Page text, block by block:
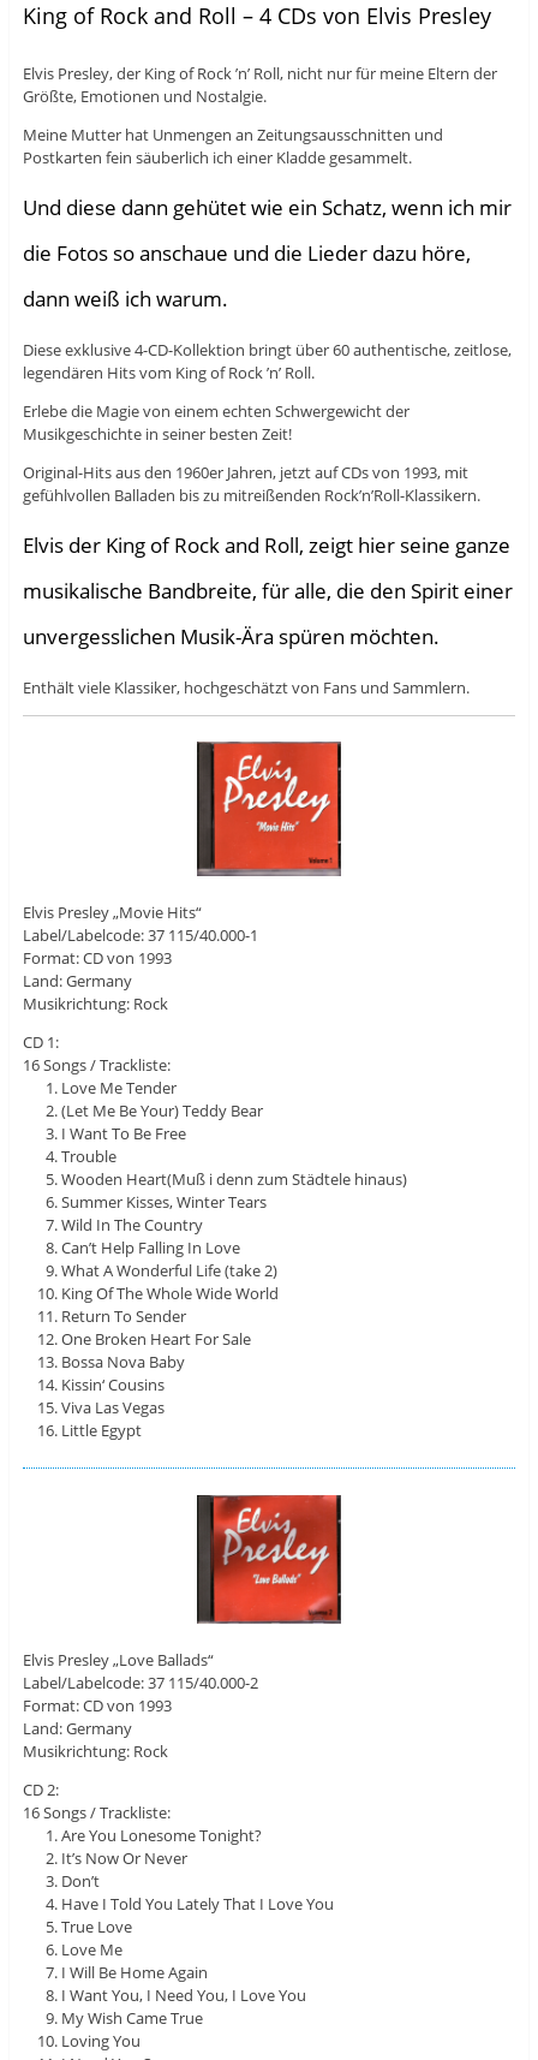
King of Rock and Roll – 4 CDs von Elvis Presley
Elvis Presley, der King of Rock ’n’ Roll, nicht nur für meine Eltern der
Größte, Emotionen und Nostalgie.
Meine Mutter hat Unmengen an Zeitungsausschnitten und
Postkarten fein säuberlich ich einer Kladde gesammelt.
Und diese dann gehütet wie ein Schatz, wenn ich mir
die Fotos so anschaue und die Lieder dazu höre,
dann weiß ich warum.
Diese exklusive 4-CD-Kollektion bringt über 60 authentische, zeitlose,
legendären Hits vom King of Rock ’n’ Roll.
Erlebe die Magie von einem echten Schwergewicht der
Musikgeschichte in seiner besten Zeit!
Original-Hits aus den 1960er Jahren, jetzt auf CDs von 1993, mit
gefühlvollen Balladen bis zu mitreißenden Rock’n’Roll-Klassikern.
Elvis der King of Rock and Roll, zeigt hier seine ganze
musikalische Bandbreite, für alle, die den Spirit einer
unvergesslichen Musik-Ära spüren möchten.
Enthält viele Klassiker, hochgeschätzt von Fans und Sammlern.
Elvis Presley „Movie Hits“
Label/Labelcode: 37 115/40.000-1
Format: CD von 1993
Land: Germany
Musikrichtung: Rock
CD 1:
16 Songs / Trackliste:
Love Me Tender
(Let Me Be Your) Teddy Bear
I Want To Be Free
Trouble
Wooden Heart(Muß i denn zum Städtele hinaus)
Summer Kisses, Winter Tears
Wild In The Country
Can’t Help Falling In Love
What A Wonderful Life (take 2)
King Of The Whole Wide World
Return To Sender
One Broken Heart For Sale
Bossa Nova Baby
Kissin‘ Cousins
Viva Las Vegas
Little Egypt
Elvis Presley „Love Ballads“
Label/Labelcode: 37 115/40.000-2
Format: CD von 1993
Land: Germany
Musikrichtung: Rock
CD 2:
16 Songs / Trackliste:
Are You Lonesome Tonight?
It’s Now Or Never
Don’t
Have I Told You Lately That I Love You
True Love
Love Me
I Will Be Home Again
I Want You, I Need You, I Love You
My Wish Came True
Loving You